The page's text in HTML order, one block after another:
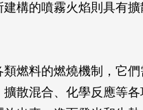
建構的噴霧火焰則具有
類燃料的燃燒機制，它
擴散混合、化學反應等